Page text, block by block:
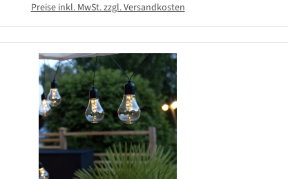
Preise inkl. MwSt. zzgl. Versandkosten